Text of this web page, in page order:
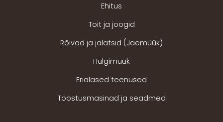
Ehitus
Toit ja joogid
Rõivad ja jalatsid (Jaemüük)
Hulgimüük
Erialased teenused
Tööstusmasinad ja seadmed